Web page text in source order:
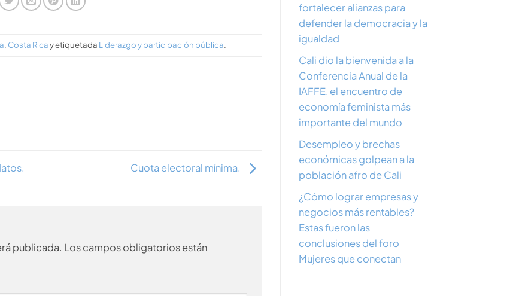
, Costa Ricay etiquetada Liderazgo y participación pública.
Cuota electoral mínima.
publicada. Los campos obligatorios están
fortalecer alianzas para
defender la democracia y la
igualdad
Cali dio la bienvenida a la
Conferencia Anual de la
IAFFE, el encuentro de
economía feminista más
importante del mundo
Desempleo y brechas
económicas golpean a la
población afro de Cali
¿Cómo lograr empresas y
negocios más rentables?
Estas fueron las
conclusiones del foro
Mujeres que conectan